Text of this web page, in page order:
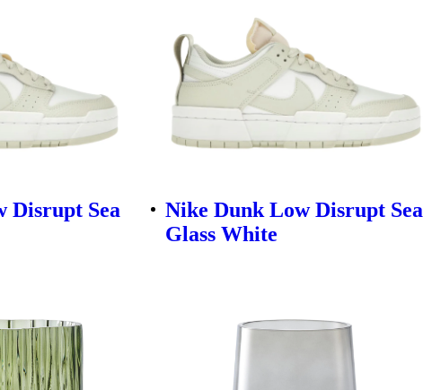
Disrupt Sea
Nike Dunk Low Disrupt Sea
Glass White